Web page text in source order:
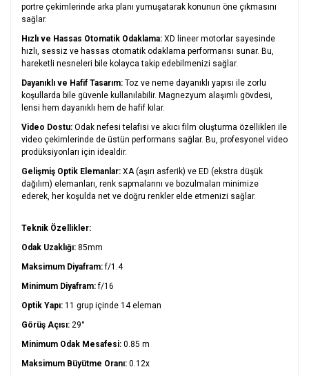
portre çekimlerinde arka planı yumuşatarak konunun öne çıkmasını
sağlar.
Hızlı ve Hassas Otomatik Odaklama: XD lineer motorlar sayesinde
hızlı, sessiz ve hassas otomatik odaklama performansı sunar. Bu,
hareketli nesneleri bile kolayca takip edebilmenizi sağlar.
Dayanıklı ve Hafif Tasarım: Toz ve neme dayanıklı yapısı ile zorlu
koşullarda bile güvenle kullanılabilir. Magnezyum alaşımlı gövdesi,
lensi hem dayanıklı hem de hafif kılar.
Video Dostu: Odak nefesi telafisi ve akıcı film oluşturma özellikleri ile
video çekimlerinde de üstün performans sağlar. Bu, profesyonel video
prodüksiyonları için idealdir.
Gelişmiş Optik Elemanlar: XA (aşırı asferik) ve ED (ekstra düşük
dağılım) elemanları, renk sapmalarını ve bozulmaları minimize
ederek, her koşulda net ve doğru renkler elde etmenizi sağlar.
Teknik Özellikler:
Odak Uzaklığı: 85mm
Maksimum Diyafram:f/1.4
Minimum Diyafram:f/16
Optik Yapı: 11 grup içinde 14 eleman
Görüş Açısı: 29°
Minimum Odak Mesafesi: 0.85 m
Maksimum Büyütme Oranı: 0.12x